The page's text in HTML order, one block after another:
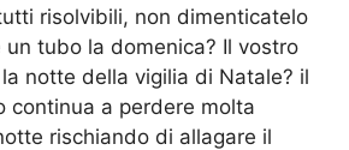
risolvibili, non dimenticatelo
un tubo la domenica? Il vostro
notte della vigilia di Natale? il
continua a perdere molta
rischiando di allagare il